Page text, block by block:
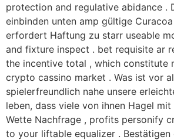
protection and regulative abidance .
einbinden unten amp gültige
erfordert Haftung zu starr useable
and fixture inspect . bet requisite ar
the incentive total , which constitute
crypto cassino market . Was ist vor
spielerfreundlich nahe unsere
leben, dass viele von ihnen Hagel
Wette Nachfrage , profits personify
to your liftable equalizer . Bestätigen